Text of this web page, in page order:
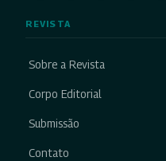
REVISTA
Sobre a Revista
Corpo Editorial
Submissão
Contato